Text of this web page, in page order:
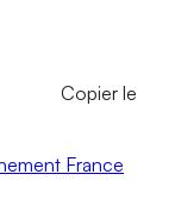
Copier le
France